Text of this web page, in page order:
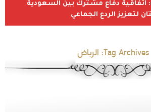
اتفاقية دفاع مشترك بين السعودية
لتعزيز الردع الجماعي
Tag Archives: الرباض